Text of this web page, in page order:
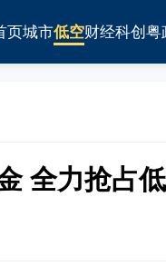
页城市低空财经科创粤
全力抢占